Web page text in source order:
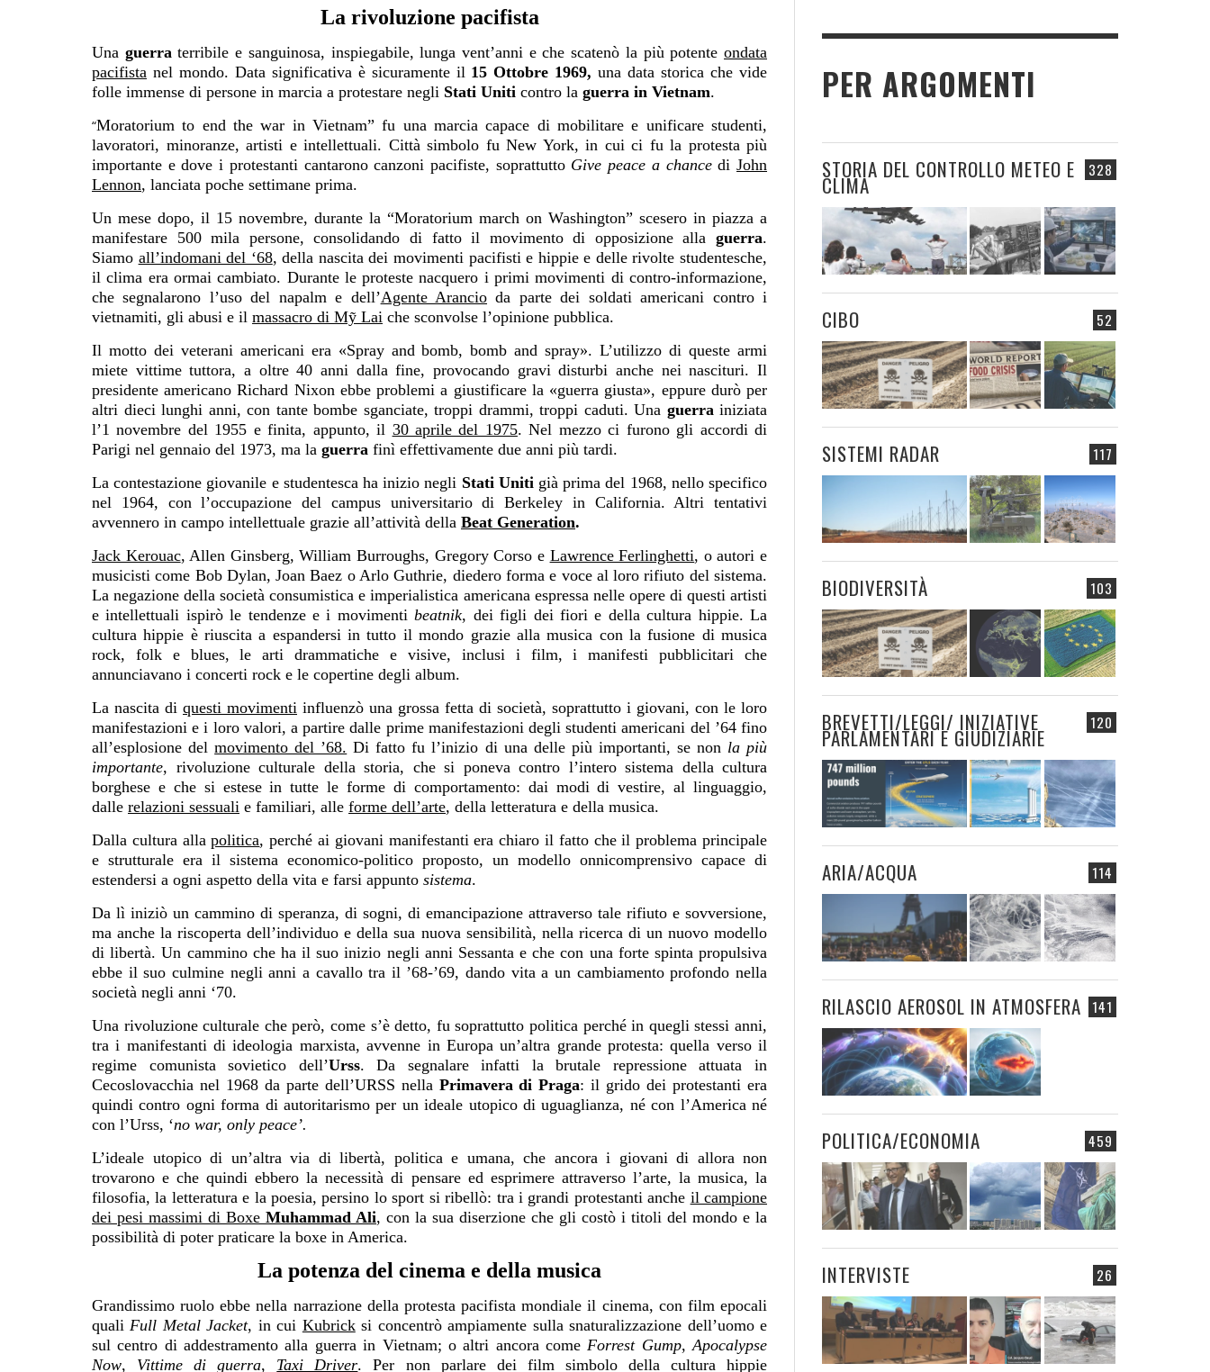
La rivoluzione pacifista
Una guerraterribile e sanguinosa, inspiegabile, lunga vent’anni e che scatenò la più potenteondata
pacifista nel mondo. Data significativa è sicuramente il 15 Ottobre 1969,una data storica che vide
folle immense di persone in marcia a protestare negli Stati Uniti contro la guerra in Vietnam.
“Moratorium to end the war in Vietnam” fu una marcia capace di mobilitare e unificare studenti,
lavoratori, minoranze, artisti e intellettuali. Città simbolo fu New York, in cui ci fu la protesta più
importante e dove i protestanti cantarono canzoni pacifiste, soprattutto Give peace a chancediJohn
Lennon, lanciata poche settimane prima.
Un mese dopo, il 15 novembre, durante la “Moratorium march on Washington” scesero in piazza a
manifestare 500 mila persone, consolidando di fatto il movimento di opposizione alla guerra.
Siamo all’indomani del ‘68, della nascita dei movimenti pacifisti e hippie e delle rivolte studentesche,
il clima era ormai cambiato. Durante le proteste nacquero i primi movimenti di contro-informazione,
che segnalarono l’uso del napalm e dell’Agente Arancio da parte dei soldati americani contro i
vietnamiti, gli abusi e il massacro di Mỹ Lai che sconvolse l’opinione pubblica.
Il motto dei veterani americani era «Spray and bomb, bomb and spray». L’utilizzo di queste armi
miete vittime tuttora, a oltre 40 anni dalla fine, provocando gravi disturbi anche nei nascituri. Il
presidente americano Richard Nixon ebbe problemi a giustificare la «guerra giusta», eppure durò per
altri dieci lunghi anni, con tante bombe sganciate, troppi drammi, troppi caduti. Una guerra iniziata
l’1 novembre del 1955 e finita, appunto, il 30 aprile del 1975. Nel mezzo ci furono gli accordi di
Parigi nel gennaio del 1973, ma la guerra finì effettivamente due anni più tardi.
La contestazione giovanile e studentesca ha inizio negli Stati Unitigià prima del 1968, nello specifico
nel 1964, con l’occupazione del campus universitario di Berkeley in California. Altri tentativi
avvennero in campo intellettuale grazie all’attività della Beat Generation.
Jack Kerouac, Allen Ginsberg, William Burroughs, Gregory Corso e Lawrence Ferlinghetti, o autori e
musicisti come Bob Dylan, Joan Baez o Arlo Guthrie, diedero forma e voce al loro rifiuto del sistema.
La negazione della società consumistica e imperialistica americana espressa nelle opere di questi artisti
e intellettuali ispirò le tendenze e i movimentibeatnik, dei figli dei fiori e della cultura hippie. La
cultura hippie è riuscita a espandersi in tutto il mondo grazie alla musica con la fusione di musica
rock, folk e blues, le arti drammatiche e visive, inclusi i film, i manifesti pubblicitari che
annunciavano i concerti rock e le copertine degli album.
La nascita di questi movimenti influenzò una grossa fetta di società, soprattutto i giovani, con le loro
manifestazioni e i loro valori, a partire dalle prime manifestazioni degli studenti americani del ʼ64 fino
all’esplosione delmovimento del ʼ68. Di fatto fu l’inizio di una delle più importanti, se non la più
importante, rivoluzione culturale della storia, che si poneva contro l’intero sistema della cultura
borghese e che si estese in tutte le forme di comportamento: dai modi di vestire, al linguaggio,
dalle relazioni sessuali e familiari, alle forme dell’arte, della letteratura e della musica.
Dalla cultura allapolitica, perché ai giovani manifestanti era chiaro il fatto che il problema principale
e strutturale era il sistema economico-politico proposto, un modello onnicomprensivo capace di
estendersi a ogni aspetto della vita e farsi appunto sistema.
Da lì iniziò un cammino di speranza, di sogni, di emancipazione attraverso tale rifiuto e sovversione,
ma anche la riscoperta dell’individuo e della sua nuova sensibilità, nella ricerca di un nuovo modello
di libertà. Un cammino che ha il suo inizio negli anni Sessanta e che con una forte spinta propulsiva
ebbe il suo culmine negli anni a cavallo tra il ’68-’69, dando vita a un cambiamento profondo nella
società negli anni ‘70.
Una rivoluzione culturale che però, come s’è detto, fu soprattutto politica perché in quegli stessi anni,
tra i manifestanti di ideologia marxista, avvenne in Europa un’altra grande protesta: quella verso il
regime comunista sovietico dell’Urss. Da segnalare infatti la brutale repressione attuata in
Cecoslovacchia nel 1968 da parte dell’URSS nella Primavera di Praga: il grido dei protestanti era
quindi contro ogni forma di autoritarismo per un ideale utopico di uguaglianza, né con l’America né
con l’Urss, ‘no war, only peace’.
L’ideale utopico di un’altra via di libertà, politica e umana, che ancora i giovani di allora non
trovarono e che quindi ebbero la necessità di pensare ed esprimere attraverso l’arte, la musica, la
filosofia, la letteratura e la poesia, persino lo sport si ribellò: tra i grandi protestanti anche il campione
dei pesi massimi di Boxe Muhammad Ali, con la sua diserzione che gli costò i titoli del mondo e la
possibilità di poter praticare la boxe in America.
La potenza del cinema e della musica
Grandissimo ruolo ebbe nella narrazione della protesta pacifista mondiale il cinema, con film epocali
qualiFull Metal Jacket, in cui Kubricksi concentrò ampiamente sulla snaturalizzazione dell’uomo e
sul centro di addestramento alla guerra in Vietnam; o altri ancora comeForrest Gump,Apocalypse
Now, Vittime di guerra, Taxi Driver. Per non parlare dei film simbolo della cultura hippie
PER ARGOMENTI
328
STORIA DEL CONTROLLO METEO E
CLIMA
52
CIBO
117
SISTEMI RADAR
103
BIODIVERSITÀ
120
BREVETTI/LEGGI/ INIZIATIVE
PARLAMENTARI E GIUDIZIARIE
114
ARIA/ACQUA
141
RILASCIO AEROSOL IN ATMOSFERA
459
POLITICA/ECONOMIA
26
INTERVISTE